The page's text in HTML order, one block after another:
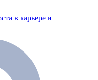
в карьере и